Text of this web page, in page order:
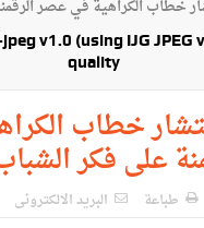
الإسلامية والمسيحية
رؤساء تحرير الصحف
النواب على شراكة فاعلة مع
jpeg v1.0 (using IJG JPEG
quality
خطاب
على فكر
طباعة البريد الالكترونى